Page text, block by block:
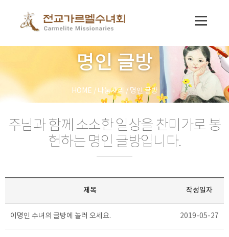
명인 글방
HOME / 나눔자리 / 명인 글방
주님과 함께 소소한 일상을 찬미가로 봉
헌하는 명인 글방입니다.
제목 작성일자
이명인 수녀의 글방에 놀러 오세요. 2019-05-27